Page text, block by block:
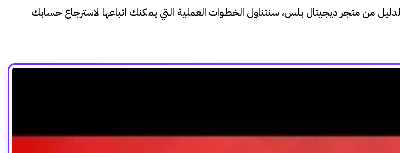
من متجر ديجيتال بلس، سنتناول الخطوات العملية التي يمكنك اتباعها لاسترجاع حسابك